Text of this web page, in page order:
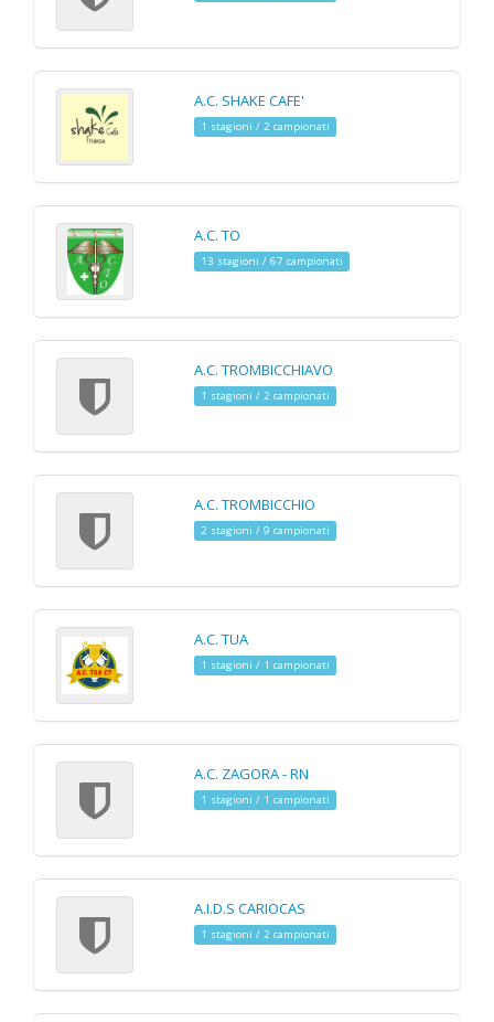
A.C. SHAKE CAFE'
1 stagioni / 2 campionati
A.C. TO
13 stagioni / 67 campionati
A.C. TROMBICCHIAVO
1 stagioni / 2 campionati
A.C. TROMBICCHIO
2 stagioni / 9 campionati
A.C. TUA
1 stagioni / 1 campionati
A.C. ZAGORA - RN
1 stagioni / 1 campionati
A.I.D.S CARIOCAS
1 stagioni / 2 campionati